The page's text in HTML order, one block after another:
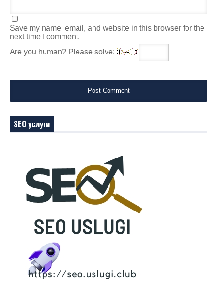
Save my name, email, and website in this browser for the
next time I comment.
Are you human? Please solve:
SEO услуги